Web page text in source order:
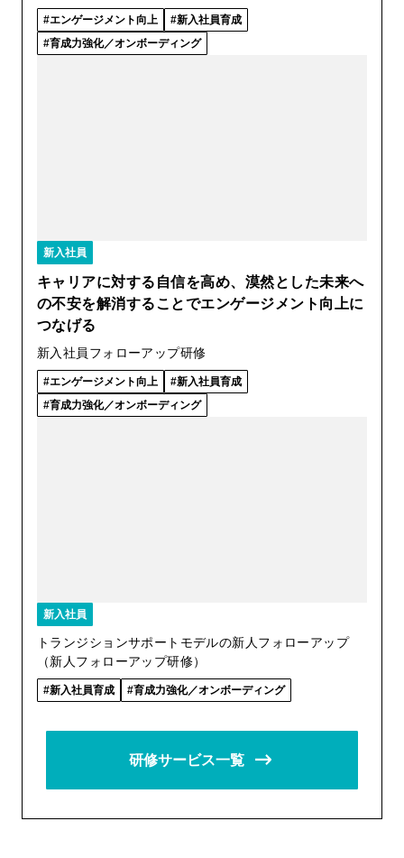
エンゲージメント向上
新入社員育成
育成力強化／オンボーディング
新入社員
キャリアに対する自信を高め、漠然とした未来へ
の不安を解消することでエンゲージメント向上に
つなげる
新入社員フォローアップ研修
エンゲージメント向上
新入社員育成
育成力強化／オンボーディング
新入社員
トランジションサポートモデルの新人フォローアップ
（新人フォローアップ研修）
新入社員育成 育成力強化／オンボーディング
研修サービス一覧